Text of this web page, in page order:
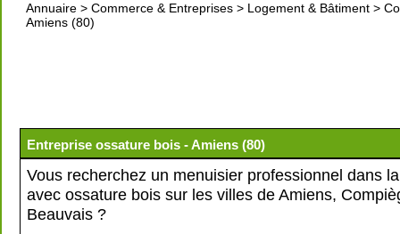
Annuaire > Commerce & Entreprises > Logement & Bâtiment >
Amiens (80)
Entreprise ossature bois - Amiens (80)
Vous recherchez un menuisier professionnel dans
avec ossature bois sur les villes de Amiens,
Beauvais ?